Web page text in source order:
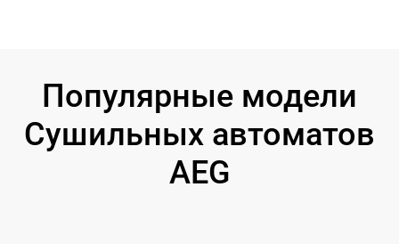
Популярные модели
Сушильных автоматов
AEG